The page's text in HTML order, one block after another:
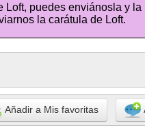
Loft, puedes enviánosla y
la carátula de Loft.
Añadir a Mis favoritas